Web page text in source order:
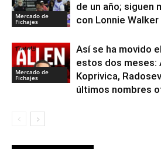
Mercado de
Fichajes
de un año; siguen
con Lonnie
Mercado de
Fichajes
Así se ha movido
estos dos meses:
Koprivica,
últimos nombres